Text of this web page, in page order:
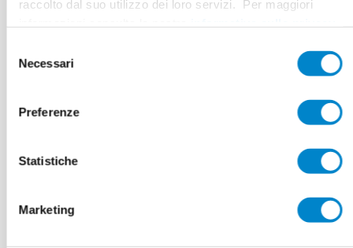
raccolto dal suo utilizzo dei loro servizi. Per maggiori
delNecessari
Preferenze
Statistiche
Marketing
Vorgaben entsprechen.
ECO»
Eco Produktliste
www.eco-bau.ch
einsetzen möchten, steht Ihnen Ihr persönlicher